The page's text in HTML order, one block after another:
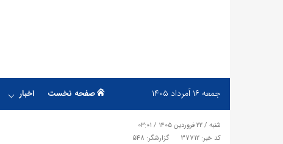
جمعه ۱۶ اَمرداد ۱۴۰۵ صفحه نخست اخبار
شنبه / ۲۲ فروردین ۱۴۰۵ / ۰۳:۰۱
کد خبر: 37712
گزارشگر: 548